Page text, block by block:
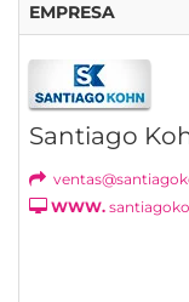
EMPRESA
Santiago
WWW.